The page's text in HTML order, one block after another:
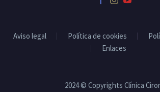
Aviso legal Política de cookies
Enlaces
2024 © Copyrights Clínica